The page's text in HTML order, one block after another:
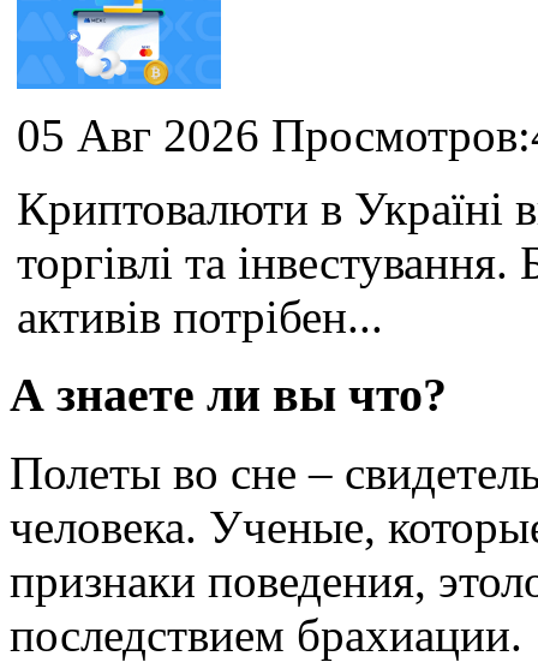
05 Авг 2026
Криптовалюти в Україні
торгівлі та
активів потрібен...
А знаете ли вы что?
Полеты во сне –
человека. Ученые,
признаки поведения,
последствием брахиации.